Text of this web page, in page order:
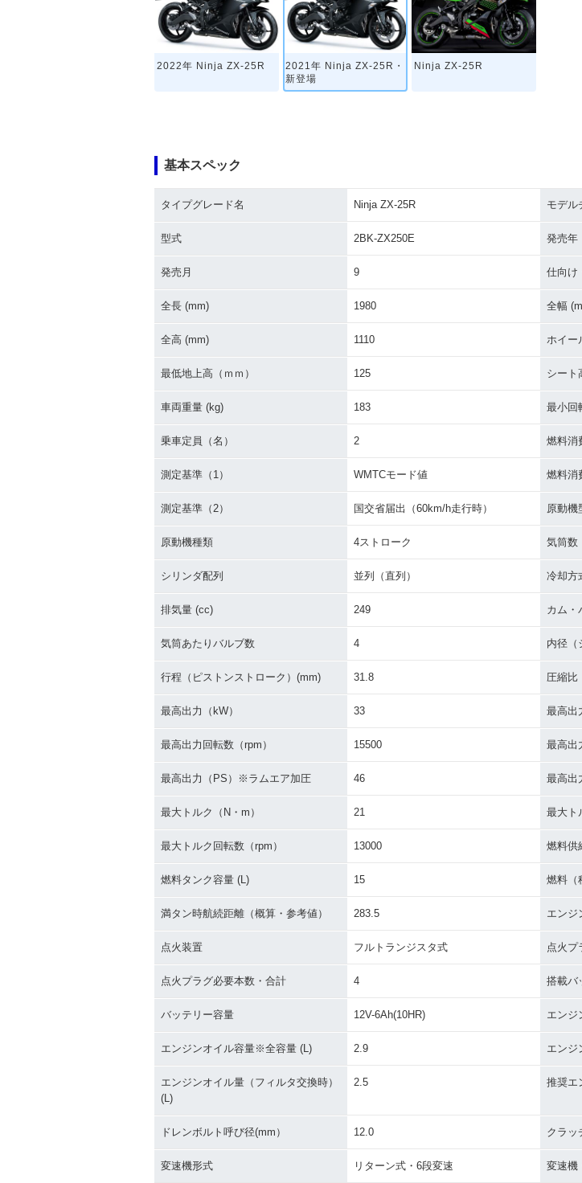
2022年 Ninja ZX-25R
2021年 Ninja ZX-25R・
新登場
Ninja ZX-25R
基本スペック
タイプグレード名 Ninja ZX-25R モデル
型式 2BK-ZX250E 発売年
発売月 9 仕向け
全長 (mm) 1980 全幅
全高 (mm) 1110 ホイー
最低地上高（ｍｍ） 125 シート
車両重量 (kg) 183 最小回
乗車定員（名） 2 燃料消
測定基準（1） WMTCモード値 燃料消
測定基準（2） 国交省届出（60km/h走行時） 原動機
原動機種類 4ストローク 気筒数
シリンダ配列 並列（直列） 冷却方
排気量 (cc) 249 カム・
気筒あたりバルブ数 4 内径（
行程（ピストンストローク）(mm) 31.8 圧縮比
最高出力（kW） 33 最高出
最高出力回転数（rpm） 15500 最高出
最高出力（PS）※ラムエア加圧 46 最高出
最大トルク（N・m） 21 最大ト
最大トルク回転数（rpm） 13000 燃料供
燃料タンク容量 (L) 15 燃料（
満タン時航続距離（概算・参考値） 283.5 エンジ
点火装置 フルトランジスタ式 点火プ
点火プラグ必要本数・合計 4 搭載バ
バッテリー容量 12V-6Ah(10HR) エンジ
エンジンオイル容量※全容量 (L) 2.9 エンジ
エンジンオイル量（フィルタ交換時）
(L)
2.5 推奨エ
ドレンボルト呼び径(mm） 12.0 クラッ
変速機形式 リターン式・6段変速 変速機